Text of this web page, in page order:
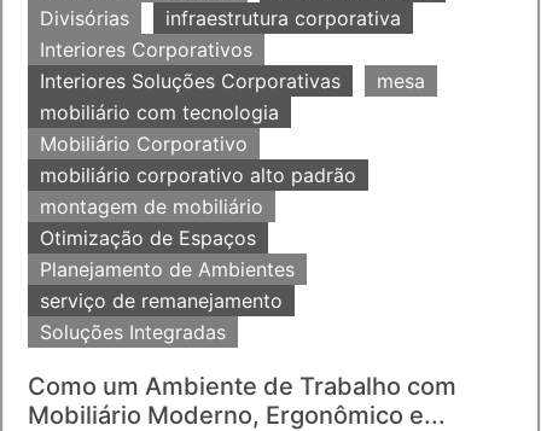
Divisórias
infraestrutura corporativa
Interiores Corporativos
Interiores Soluções Corporativas
mesa
mobiliário com tecnologia
Mobiliário Corporativo
mobiliário corporativo alto padrão
montagem de mobiliário
Otimização de Espaços
Planejamento de Ambientes
serviço de remanejamento
Soluções Integradas
Como um Ambiente de Trabalho com
Mobiliário Moderno, Ergonômico e...